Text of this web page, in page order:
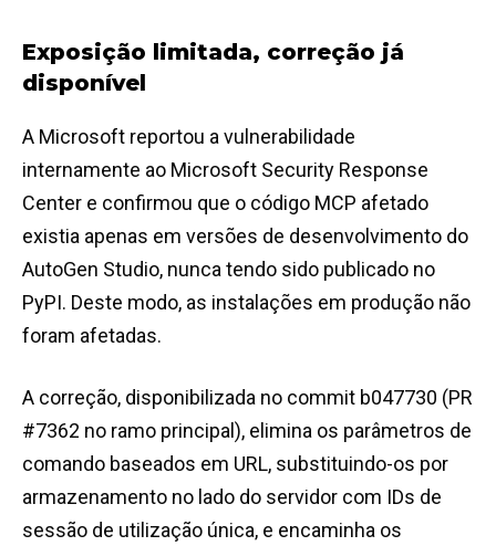
Exposição limitada, correção já
disponível
A Microsoft reportou a vulnerabilidade
internamente ao Microsoft Security Response
Center e confirmou que o código MCP afetado
existia apenas em versões de desenvolvimento do
AutoGen Studio, nunca tendo sido publicado no
PyPI. Deste modo, as instalações em produção não
foram afetadas.
A correção, disponibilizada no commit b047730 (PR
#7362 no ramo principal), elimina os parâmetros de
comando baseados em URL, substituindo-os por
armazenamento no lado do servidor com IDs de
sessão de utilização única, e encaminha os